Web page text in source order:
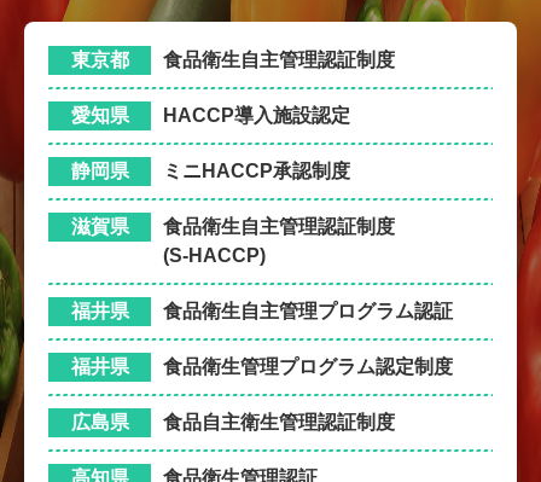
東京都 食品衛生自主管理認証制度
愛知県 HACCP導入施設認定
静岡県 ミニHACCP承認制度
滋賀県
食品衛生自主管理認証制度
(S-HACCP)
福井県 食品衛生自主管理プログラム認証
福井県 食品衛生管理プログラム認定制度
広島県 食品自主衛生管理認証制度
高知県 食品衛生管理認証